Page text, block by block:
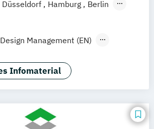
Düsseldorf Hamburg
Berlin
Management (EN)
Luxury Management (EN)
in Creative Industries (EN)
Infomaterial